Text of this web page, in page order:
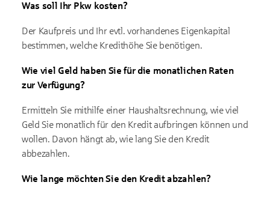
Was soll Ihr Pkw kosten?
Der Kaufpreis und Ihr evtl. vorhandenes Eigenkapital
bestimmen, welche Kredithöhe Sie benötigen.
Wie viel Geld haben Sie für die monatlichen Raten
zur Verfügung?
Ermitteln Sie mithilfe einer Haushaltsrechnung, wie viel
Geld Sie monatlich für den Kredit aufbringen können und
wollen. Davon hängt ab, wie lang Sie den Kredit
abbezahlen.
Wie lange möchten Sie den Kredit abzahlen?